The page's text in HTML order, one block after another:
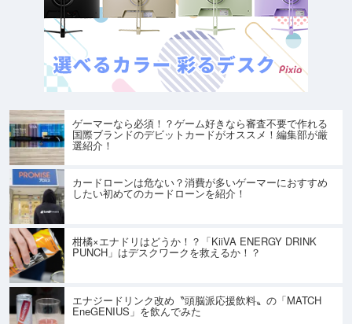
ゲーマーなら必須！？ゲーム好きなら審査不要で作れる
国際ブランドのデビットカードがオススメ！編集部が厳
選紹介！
カードローンは危ない？消費が多いゲーマーにおすすめ
したい初めてのカードローンを紹介！
柑橘×エナドリはどうか！？「KiiVA ENERGY DRINK
PUNCH」はデスクワークを救えるか！？
エナジードリンク改め〝頭脳派応援飲料〟の「MATCH
EneGENIUS」を飲んでみた